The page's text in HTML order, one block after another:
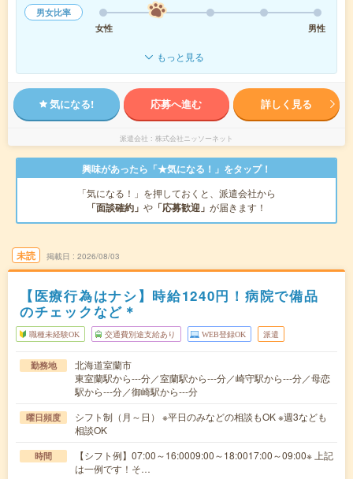
男女比率
女性
男性
もっと見る
気になる! 応募へ進む 詳しく見る
派遣会社 株式会社ニッソーネット
興味があったら「★気になる！」をタップ！
「気になる！」を押しておくと、派遣会社から
「面談確約」 や 「応募歓迎」 が届きます！
未読 掲載日 2026/08/03
【医療行為はナシ】時給1240円！病院で備品
のチェックなど＊
職種未経験OK 交通費別途支給あり WEB登録OK 派遣
勤務地
北海道室蘭市
東室蘭駅から---分／室蘭駅から---分／崎守駅から---分／母恋
駅から---分／御崎駅から---分
曜日頻度
シフト制（月～日） ※平日のみなどの相談もOK ※週3なども
相談OK
時間
【シフト例】07:00～16:0009:00～18:0017:00～09:00※ 上記
は一例です！そ…